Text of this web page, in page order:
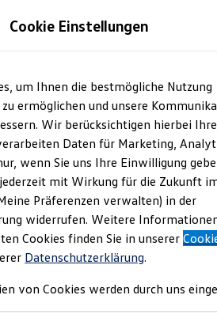
und Gebrauchtwagen
Cookie Einstellungen
um Ihnen die bestmögliche Nutzung
ermöglichen und unsere
Wir berücksichtigen hierbei Ihre
Daten für Marketing,
wenn Sie uns Ihre Einwilligung
mit Wirkung für die Zukunft
Präferenzen verwalten) in der
widerrufen. Weitere
Cookies finden Sie in unserer
Datenschutzerklärung.
von Cookies werden durch uns